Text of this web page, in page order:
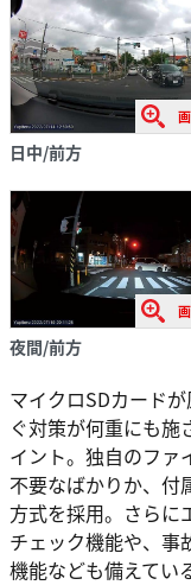
日中/前方
夜間/前方
マイクロSDカード
ぐ対策が何重にも施
イント。独自のファ
不要なばかりか、付
方式を採用。さらに
チェック機能や、事
機能なども備えてい